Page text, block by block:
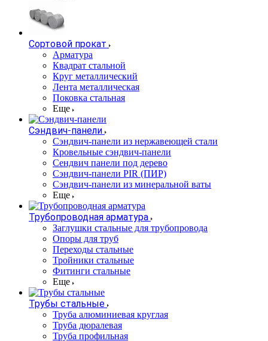
Сортовой прокат
Арматура
Квадрат стальной
Круг металлический
Лента металлическая
Поковка стальная
Еще
Сэндвич-панели
Cэндвич-панели из нержавеющей стали
Кровельные сэндвич-панели
Сендвич панели под дерево
Сэндвич-панели PIR (ПИР)
Сэндвич-панели из минеральной ваты
Еще
Трубопроводная арматура
Заглушки стальные для трубопровода
Опоры для труб
Переходы стальные
Тройники стальные
Фитинги стальные
Еще
Трубы стальные
Труба алюминиевая круглая
Труба дюралевая
Труба профильная